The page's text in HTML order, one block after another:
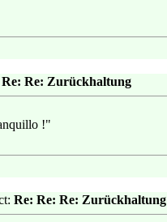
Re: Re: Zurückhaltung
!"
Re: Re: Re: Zurückhaltung